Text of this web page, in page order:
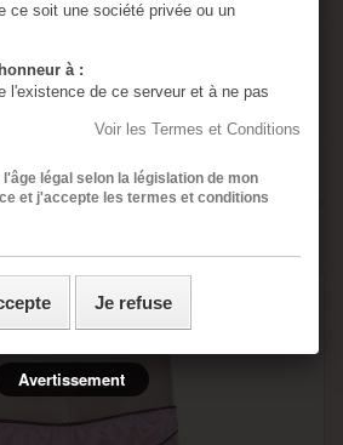
panier Détails
ce soit une société privée ou un
à :
l'existence de ce serveur et à ne pas
permettant d'empêcher l'accès de
si un mineur accède à ce
de ma part : absence de
personnel, absence de logiciel de
sans réserve les conditions
français même si j’ai usage d’un
ou non pour accéder à ce site
dans ce site sont en
sur la pornographie
Voir les Termes et Conditions
légal selon la législation de mon
et j'accepte les termes et conditions
Je refuse
Avertissement